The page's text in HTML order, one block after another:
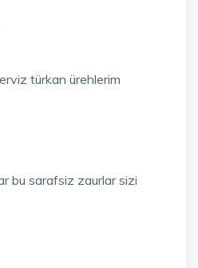
türkan ürehlerim
bu sarafsiz zaurlar sizi